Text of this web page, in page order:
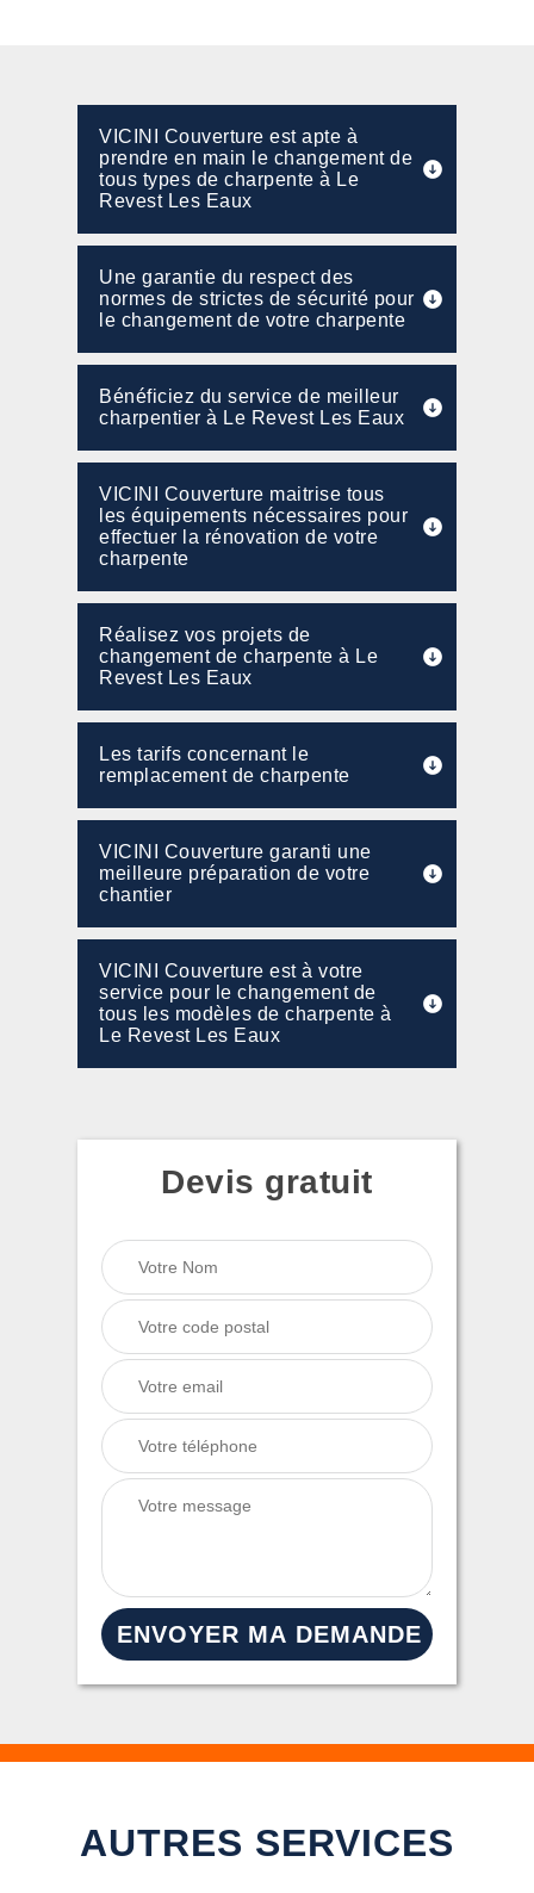
VICINI Couverture est apte à
prendre en main le changement de
tous types de charpente à Le
Revest Les Eaux
Une garantie du respect des
normes de strictes de sécurité pour
le changement de votre charpente
Bénéficiez du service de meilleur
charpentier à Le Revest Les Eaux
VICINI Couverture maitrise tous
les équipements nécessaires pour
effectuer la rénovation de votre
charpente
Réalisez vos projets de
changement de charpente à Le
Revest Les Eaux
Les tarifs concernant le
remplacement de charpente
VICINI Couverture garanti une
meilleure préparation de votre
chantier
VICINI Couverture est à votre
service pour le changement de
tous les modèles de charpente à
Le Revest Les Eaux
Devis gratuit
AUTRES SERVICES